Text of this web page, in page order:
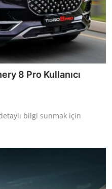
8 Pro Kullanıcı
bilgi sunmak için